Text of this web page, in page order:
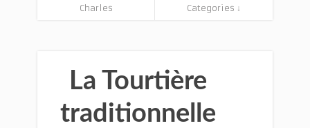
Charles Categories ↓
La Tourtière
traditionnelle